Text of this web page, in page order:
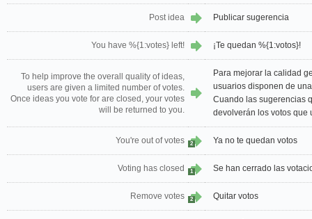
Post idea Publicar sugerencia
You have %{1:votes} left! ¡Te quedan %{1:votos}!
To help improve the overall quality of ideas,
users are given a limited number of votes.
Once ideas you vote for are closed, your votes
will be returned to you.
Para mejorar la calidad
usuarios disponen de
Cuando las sugerencias
devolverán los votos que
You're out of votes 2 Ya no te quedan votos
Voting has closed 1 Se han cerrado las
Remove votes 2 Quitar votos